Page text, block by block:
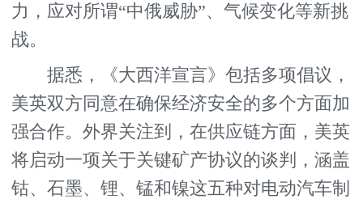
力，应对所谓“中俄威胁”、气候变化等新挑
战。
据悉，《大西洋宣言》包括多项倡议，
美英双方同意在确保经济安全的多个方面加
强合作。外界关注到，在供应链方面，美英
将启动一项关于关键矿产协议的谈判，涵盖
钴、石墨、锂、锰和镍这五种对电动汽车制